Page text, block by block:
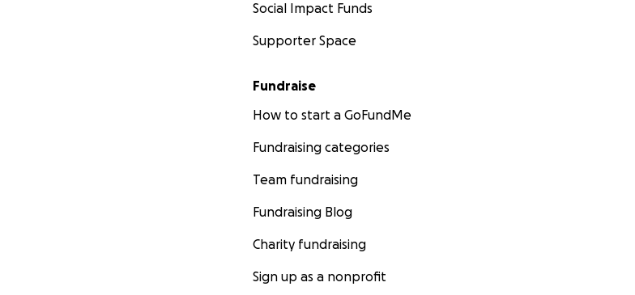
Social Impact Funds
Supporter Space
Fundraise
How to start a GoFundMe
Fundraising categories
Team fundraising
Fundraising Blog
Charity fundraising
Sign up as a nonprofit